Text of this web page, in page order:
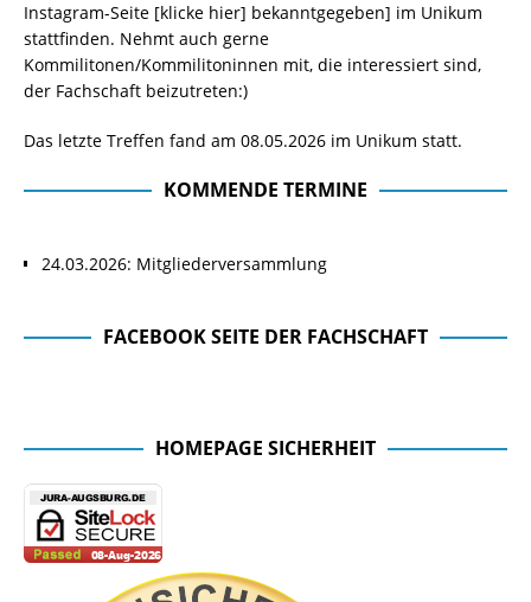
Instagram-Seite [klicke hier] bekanntgegeben] im Unikum
stattfinden. Nehmt auch gerne
Kommilitonen/Kommilitoninnen mit, die interessiert sind,
der Fachschaft beizutreten:)
Das letzte Treffen fand am 08.05.2026 im Unikum statt.
KOMMENDE TERMINE
24.03.2026: Mitgliederversammlung
FACEBOOK SEITE DER FACHSCHAFT
HOMEPAGE SICHERHEIT